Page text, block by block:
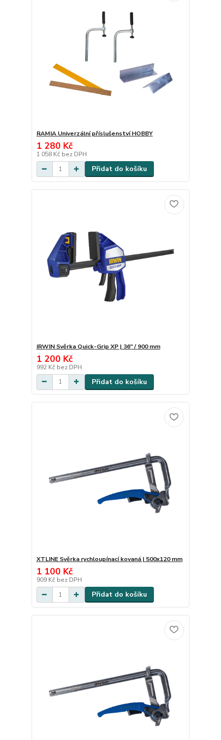
RAMIA Univerzální příslušenství HOBBY
1 280 Kč
1 058 Kč bez DPH
Přidat do košíku
IRWIN Svěrka Quick-Grip XP | 36" / 900 mm
1 200 Kč
992 Kč bez DPH
Přidat do košíku
XTLINE Svěrka rychloupínací kovaná | 500x120 mm
1 100 Kč
909 Kč bez DPH
Přidat do košíku